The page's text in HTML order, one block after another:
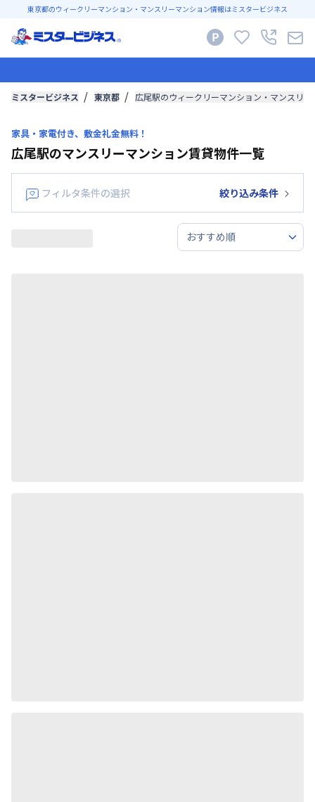
東京都のウィークリーマンション・マンスリーマンション情報はミスタービジネス
ミスタービジネス 東京都 広尾駅のウィークリーマンション・マンスリ
家具・家電付き、敷金礼金無料！
広尾駅のマンスリーマンション賃貸物件一覧
フィルタ条件の選択 絞り込み条件